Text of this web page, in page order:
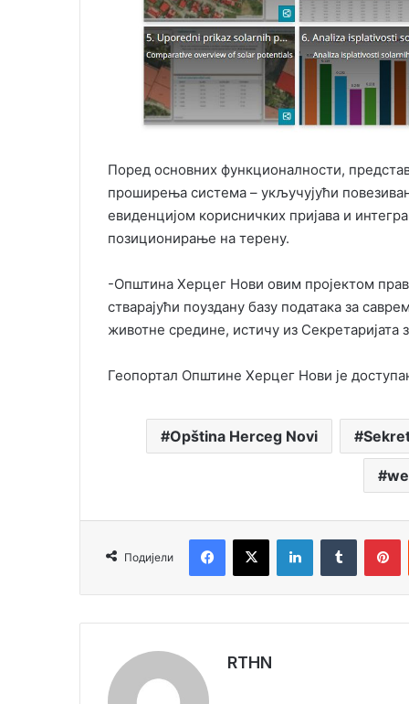
Поред основних функционалности,
проширења система – укључујући
евиденцијом корисничких пријава и
позиционирање на терену.
-Општина Херцег Нови овим пројектом
стварајући поуздану базу података за
животне средине, истичу из Секретаријата
Геопортал Општине Херцег Нови је
Opština Herceg Novi
Подијели
RTHN